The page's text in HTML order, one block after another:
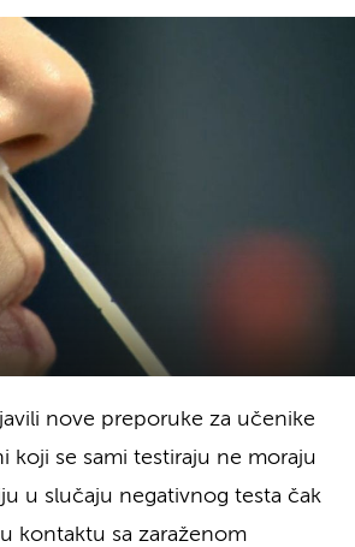
nove preporuke za učenike
koji se sami testiraju ne moraju
u slučaju negativnog testa čak
kontaktu sa zaraženom